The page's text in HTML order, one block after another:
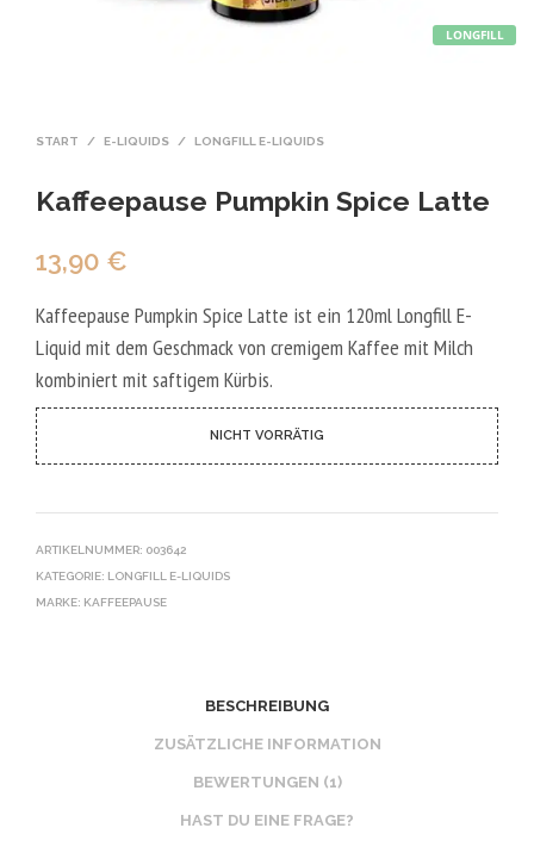
LONGFILL
START / E-LIQUIDS / LONGFILL E-LIQUIDS
Kaffeepause Pumpkin Spice Latte
13,90 €
Kaffeepause Pumpkin Spice Latte ist ein 120ml Longfill E-
Liquid mit dem Geschmack von cremigem Kaffee mit Milch
kombiniert mit saftigem Kürbis.
NICHT VORRÄTIG
ARTIKELNUMMER: 003642
KATEGORIE: LONGFILL E-LIQUIDS
MARKE: KAFFEEPAUSE
BESCHREIBUNG
ZUSÄTZLICHE INFORMATION
BEWERTUNGEN (1)
HAST DU EINE FRAGE?